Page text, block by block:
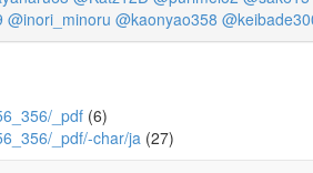
@inori_minoru @kaonyao358
_pdf (6)
_pdf/-char/ja (27)